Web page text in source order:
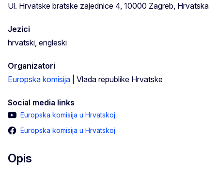
Ul. Hrvatske bratske zajednice 4, 10000 Zagreb, Hrvatska
Jezici
hrvatski, engleski
Organizatori
Europska komisija | Vlada republike Hrvatske
Social media links
Europska komisija u Hrvatskoj
Europska komisija u Hrvatskoj
Opis